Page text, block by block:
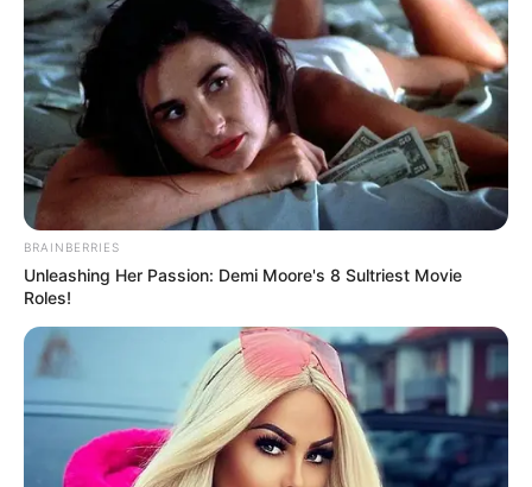
BRAINBERRIES
Unleashing Her Passion: Demi Moore's 8 Sultriest Movie
Roles!